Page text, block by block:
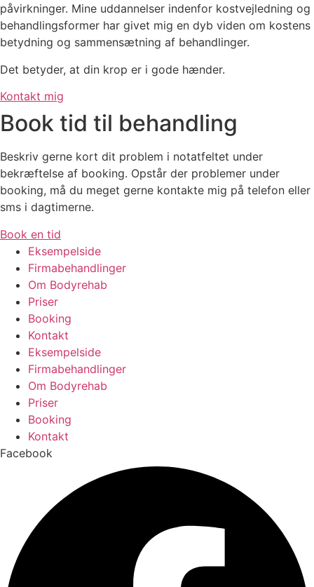
påvirkninger. Mine uddannelser indenfor kostvejledning og
behandlingsformer har givet mig en dyb viden om kostens
betydning og sammensætning af behandlinger.
Det betyder, at din krop er i gode hænder.
Kontakt mig
Book tid til behandling
Beskriv gerne kort dit problem i notatfeltet under
bekræftelse af booking. Opstår der problemer under
booking, må du meget gerne kontakte mig på telefon eller
sms i dagtimerne.
Book en tid
Eksempelside
Firmabehandlinger
Om Bodyrehab
Priser
Booking
Kontakt
Eksempelside
Firmabehandlinger
Om Bodyrehab
Priser
Booking
Kontakt
Facebook